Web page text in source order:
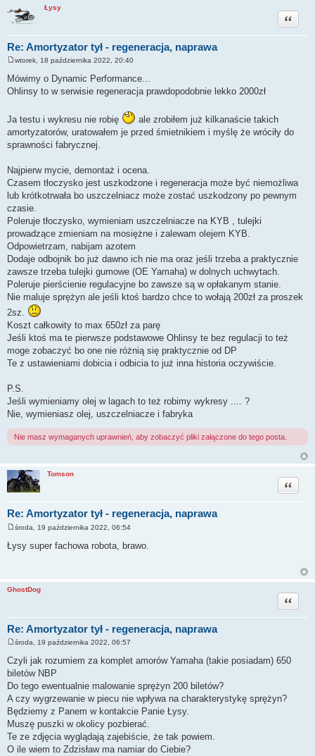
Łysy
Re: Amortyzator tył - regeneracja, naprawa
Cytuj
o
s
t
wtorek, 18 października 2022, 20:40
Mówimy o Dynamic Performance...
Ohlinsy to w serwisie regeneracja prawdopodobnie lekko 2000zł
Ja testu i wykresu nie robię
ale zrobiłem już kilkanaście takich
amortyzatorów, uratowałem je przed śmietnikiem i myślę że wróciły do
sprawności fabrycznej.
Najpierw mycie, demontaż i ocena.
Czasem tłoczysko jest uszkodzone i regeneracja może być niemożliwa
lub krótkotrwała bo uszczelniacz może zostać uszkodzony po pewnym
czasie.
Poleruje tłoczysko, wymieniam uszczelniacze na KYB , tulejki
prowadzące zmieniam na mosiężne i zalewam olejem KYB.
Odpowietrzam, nabijam azotem
Dodaje odbojnik bo już dawno ich nie ma oraz jeśli trzeba a praktycznie
zawsze trzeba tulejki gumowe (OE Yamaha) w dolnych uchwytach.
Poleruje pierścienie regulacyjne bo zawsze są w opłakanym stanie.
Nie maluje sprężyn ale jeśli ktoś bardzo chce to wołają 200zł za proszek
2sz.
Koszt całkowity to max 650zł za parę
Jeśli ktoś ma te pierwsze podstawowe Ohlinsy te bez regulacji to też
moge zobaczyć bo one nie różnią się praktycznie od DP
Te z ustawieniami dobicia i odbicia to już inna historia oczywiście.
P.S.
Jeśli wymieniamy olej w lagach to też robimy wykresy .... ?
Nie, wymieniasz olej, uszczelniacze i fabryka
Nie masz wymaganych uprawnień, aby zobaczyć pliki załączone do tego posta.
Tomson
Re: Amortyzator tył - regeneracja, naprawa
Cytuj
s
środa, 19 października 2022, 06:54
Łysy super fachowa robota, brawo.
GhostDog
Re: Amortyzator tył - regeneracja, naprawa
Cytuj
o
s
t
środa, 19 października 2022, 06:57
Czyli jak rozumiem za komplet amorów Yamaha (takie posiadam) 650
biletów NBP
Do tego ewentualnie malowanie sprężyn 200 biletów?
A czy wygrzewanie w piecu nie wpływa na charakterystykę sprężyn?
Będziemy z Panem w kontakcie Panie Łysy.
Muszę puszki w okolicy pozbierać.
Te ze zdjęcia wyglądają zajebiście, że tak powiem.
O ile wiem to Zdzisław ma namiar do Ciebie?